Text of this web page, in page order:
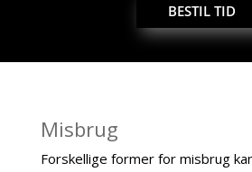
BESTIL TID
Misbrug
Forskellige former for misbrug